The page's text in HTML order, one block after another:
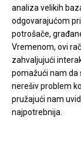
analiza velikih
odgovarajućom
potrošače,
Vremenom, ovi
zahvaljujući
pomažući nam da
nerešiv problem
pružajući nam
najpotrebnija.